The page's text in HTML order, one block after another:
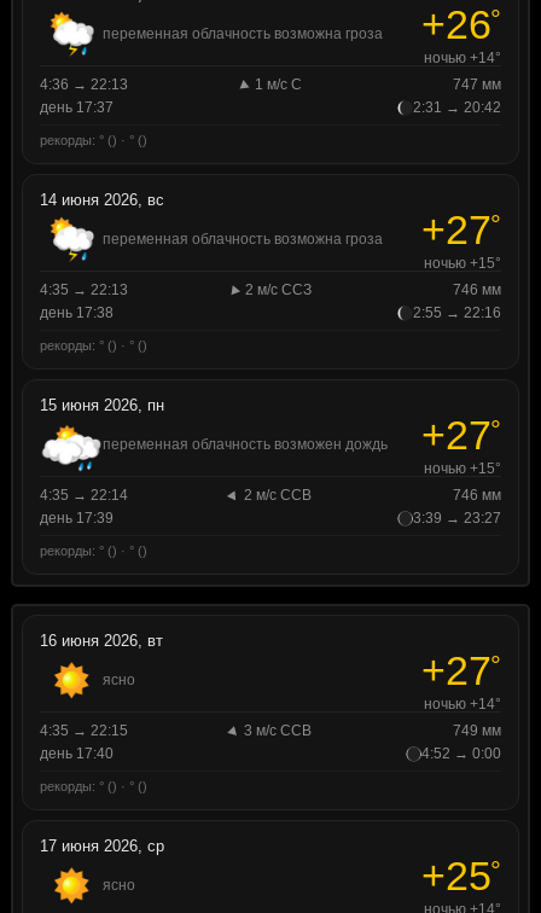
переменная облачность возможна гроза +26°
ночью +14°
4:36 → 22:13
1 м/с С
747 мм
день 17:37
2:31 → 20:42
рекорды: ° () · ° ()
14 июня 2026, вс
переменная облачность возможна гроза +27°
ночью +15°
4:35 → 22:13
2 м/с ССЗ
746 мм
день 17:38
2:55 → 22:16
рекорды: ° () · ° ()
15 июня 2026, пн
переменная облачность возможен дождь +27°
ночью +15°
4:35 → 22:14
2 м/с ССВ
746 мм
день 17:39
3:39 → 23:27
рекорды: ° () · ° ()
16 июня 2026, вт
ясно +27°
ночью +14°
4:35 → 22:15
3 м/с ССВ
749 мм
день 17:40
4:52 → 0:00
рекорды: ° () · ° ()
17 июня 2026, ср
ясно +25°